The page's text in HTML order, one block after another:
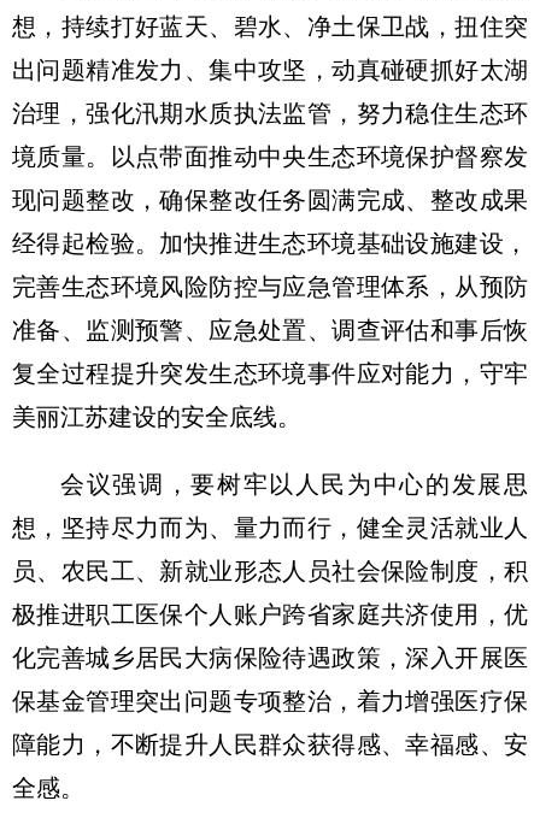
想，持续打好蓝天、碧水、净土保卫战，扭住突
出问题精准发力、集中攻坚，动真碰硬抓好太湖
治理，强化汛期水质执法监管，努力稳住生态环
境质量。以点带面推动中央生态环境保护督察发
现问题整改，确保整改任务圆满完成、整改成果
经得起检验。加快推进生态环境基础设施建设，
完善生态环境风险防控与应急管理体系，从预防
准备、监测预警、应急处置、调查评估和事后恢
复全过程提升突发生态环境事件应对能力，守牢
美丽江苏建设的安全底线。
会议强调，要树牢以人民为中心的发展思
想，坚持尽力而为、量力而行，健全灵活就业人
员、农民工、新就业形态人员社会保险制度，积
极推进职工医保个人账户跨省家庭共济使用，优
化完善城乡居民大病保险待遇政策，深入开展医
保基金管理突出问题专项整治，着力增强医疗保
障能力，不断提升人民群众获得感、幸福感、安
全感。